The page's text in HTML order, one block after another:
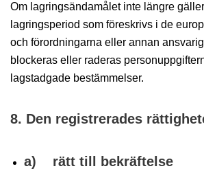
Om lagringsändamålet inte längre
lagringsperiod som föreskrivs i de
och förordningarna eller annan
blockeras eller raderas
lagstadgade bestämmelser.
8. Den registrerades
a) rätt till bekräftelse